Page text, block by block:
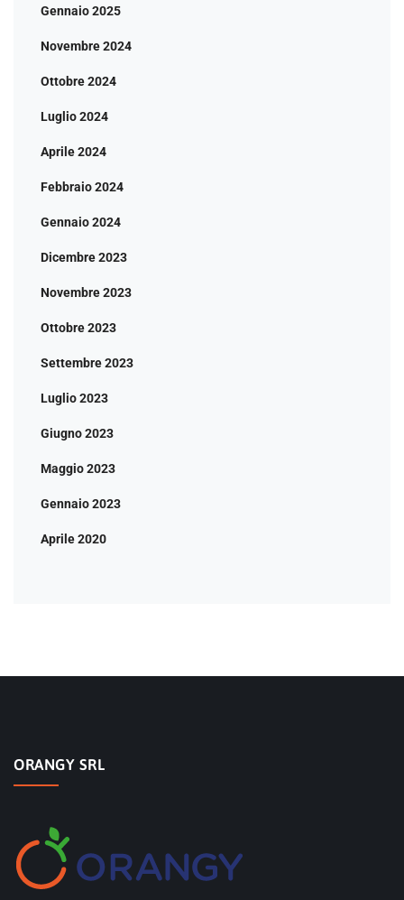
Gennaio 2025
Novembre 2024
Ottobre 2024
Luglio 2024
Aprile 2024
Febbraio 2024
Gennaio 2024
Dicembre 2023
Novembre 2023
Ottobre 2023
Settembre 2023
Luglio 2023
Giugno 2023
Maggio 2023
Gennaio 2023
Aprile 2020
ORANGY SRL